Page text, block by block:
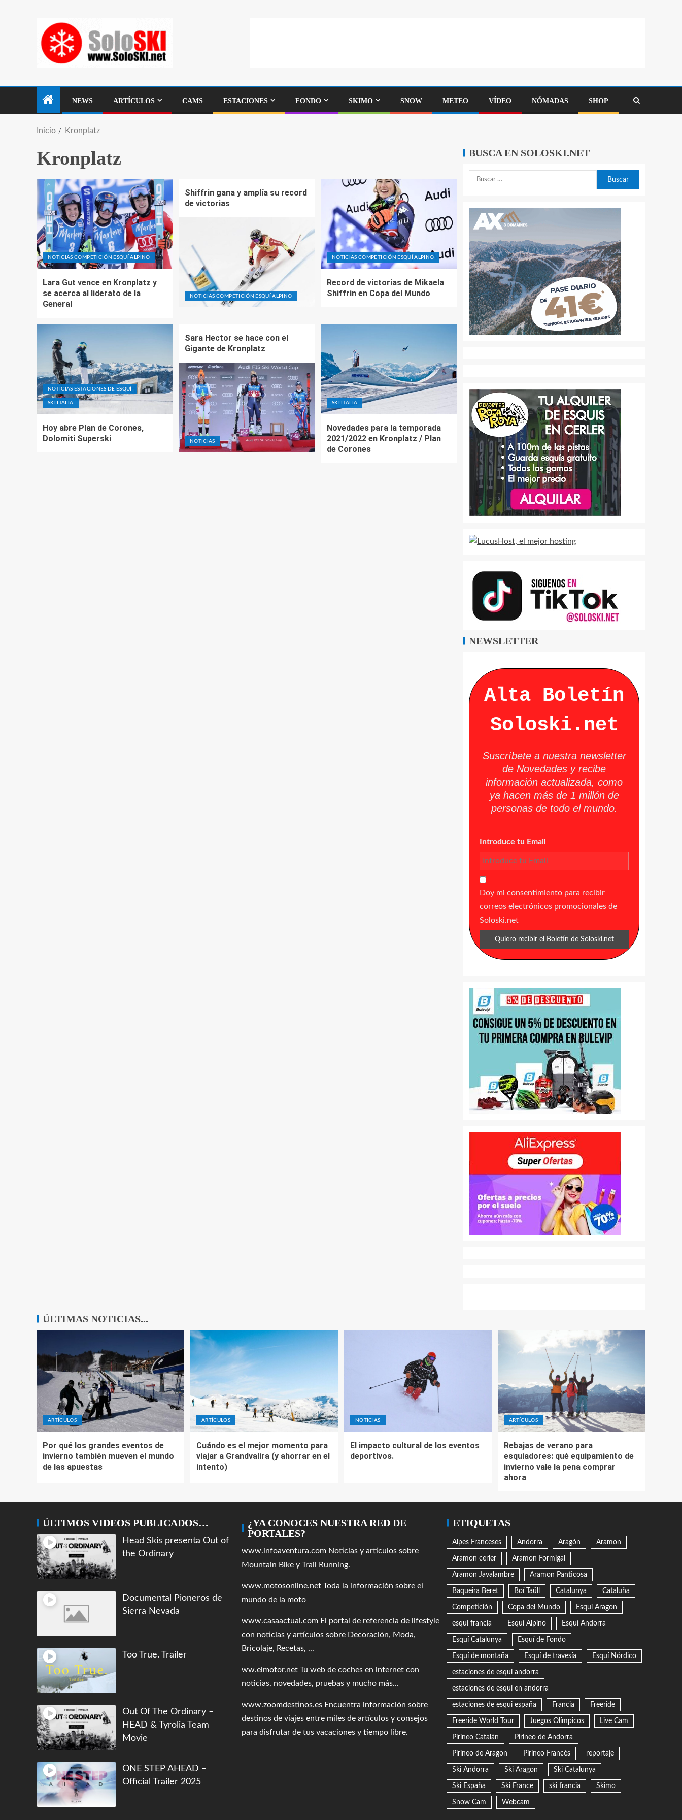
NEWS ARTÍCULOS CAMS ESTACIONES FONDO SKIMO SNOW METEO VÍDEO NÓMADAS SHOP
Inicio Kronplatz
Kronplatz
NOTICIAS COMPETICIÓN ESQUÍ ALPINO
Lara Gut vence en Kronplatz y
se acerca al liderato de la
General
NOTICIAS COMPETICIÓN ESQUÍ ALPINO
Shiffrin gana y amplía su record
de victorias
NOTICIAS COMPETICIÓN ESQUÍ ALPINO
Record de victorias de Mikaela
Shiffrin en Copa del Mundo
NOTICIAS ESTACIONES DE ESQUÍ
SKI ITALIA
Hoy abre Plan de Corones,
Dolomiti Superski
NOTICIAS
Sara Hector se hace con el
Gigante de Kronplatz
SKI ITALIA
Novedades para la temporada
2021/2022 en Kronplatz / Plan
de Corones
BUSCA EN SOLOSKI.NET
NEWSLETTER
Alta Boletín
Soloski.net
Suscríbete a nuestra newsletter
de Novedades y recibe
información actualizada, como
ya hacen más de 1 millón de
personas de todo el mundo.
Introduce tu Email
Doy mi consentimiento para recibir
correos electrónicos promocionales de
Soloski.net
ÚLTIMAS NOTICIAS...
ARTÍCULOS
Por qué los grandes eventos de
invierno también mueven el mundo
de las apuestas
ARTÍCULOS
Cuándo es el mejor momento para
viajar a Grandvalira (y ahorrar en el
intento)
NOTICIAS
El impacto cultural de los eventos
deportivos.
ARTÍCULOS
Rebajas de verano para
esquiadores: qué equipamiento de
invierno vale la pena comprar
ahora
ÚLTIMOS VIDEOS PUBLICADOS…
Head Skis presenta Out of
the Ordinary
Documental Pioneros de
Sierra Nevada
Too True. Trailer
Out Of The Ordinary –
HEAD & Tyrolia Team
Movie
ONE STEP AHEAD –
Official Trailer 2025
¿YA CONOCES NUESTRA RED DE
PORTALES?
www.infoaventura.com Noticias y artículos sobre
Mountain Bike y Trail Running.
www.motosonline.net Toda la información sobre el
mundo de la moto
www.casaactual.com El portal de referencia de lifestyle
con noticias y artículos sobre Decoración, Moda,
Bricolaje, Recetas, ...
ww.elmotor.net Tu web de coches en internet con
noticias, novedades, pruebas y mucho más...
www.zoomdestinos.es Encuentra información sobre
destinos de viajes entre miles de artículos y consejos
para disfrutar de tus vacaciones y tiempo libre.
ETIQUETAS
Alpes Franceses Andorra Aragón Aramon
Aramon cerler Aramon Formigal
Aramon Javalambre Aramon Panticosa
Baqueira Beret Boí Taüll Catalunya Cataluña
Competición Copa del Mundo Esqui Aragon
esqui francia Esquí Alpino Esquí Andorra
Esquí Catalunya Esquí de Fondo
Esquí de montaña Esquí de travesía Esquí Nórdico
estaciones de esqui andorra
estaciones de esqui en andorra
estaciones de esqui españa Francia Freeride
Freeride World Tour Juegos Olímpicos Live Cam
Pirineo Catalán Pirineo de Andorra
Pirineo de Aragon Pirineo Francés reportaje
Ski Andorra Ski Aragon Ski Catalunya
Ski España Ski France ski francia Skimo
Snow Cam Webcam